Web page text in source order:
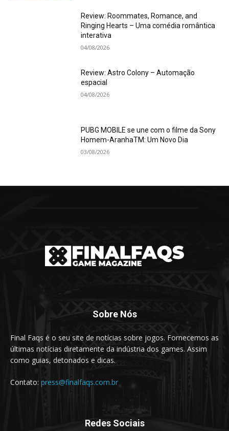
Review: Roommates, Romance, and
Ringing Hearts – Uma comédia romântica
interativa
04/08/2026
Review: Astro Colony – Automação
espacial
04/08/2026
PUBG MOBILE se une com o filme da Sony
Homem-AranhaTM: Um Novo Dia
03/08/2026
Sobre Nós
Final Faqs é o seu site de notícias sobre jogos. Fornecemos as
últimas notícias diretamente da indústria dos games. Assim
como guias, detonados e dicas.
Contato: press@finalfaqs.com.br
Redes Sociais